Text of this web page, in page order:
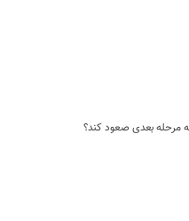
مرحله بعدی صعود کند؟